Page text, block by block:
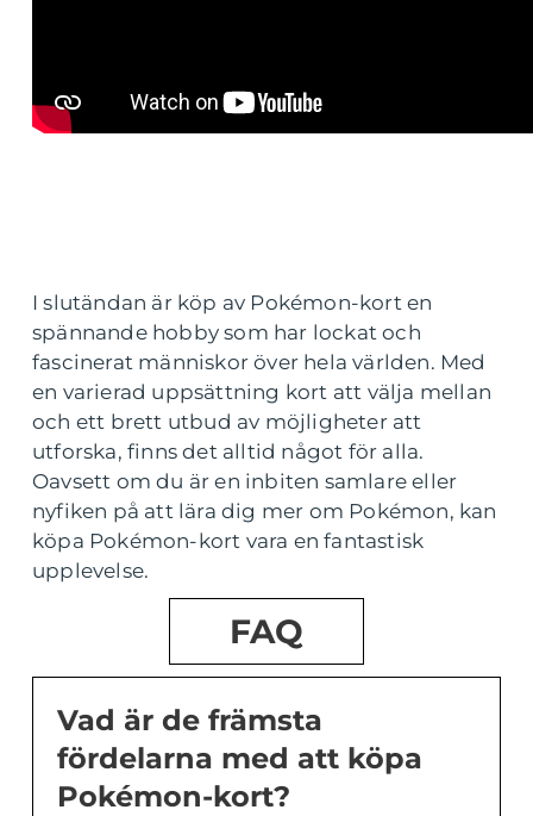
I slutändan är köp av Pokémon-kort en
spännande hobby som har lockat och
fascinerat människor över hela världen. Med
en varierad uppsättning kort att välja mellan
och ett brett utbud av möjligheter att
utforska, finns det alltid något för alla.
Oavsett om du är en inbiten samlare eller
nyfiken på att lära dig mer om Pokémon, kan
köpa Pokémon-kort vara en fantastisk
upplevelse.
FAQ
Vad är de främsta
fördelarna med att köpa
Pokémon-kort?